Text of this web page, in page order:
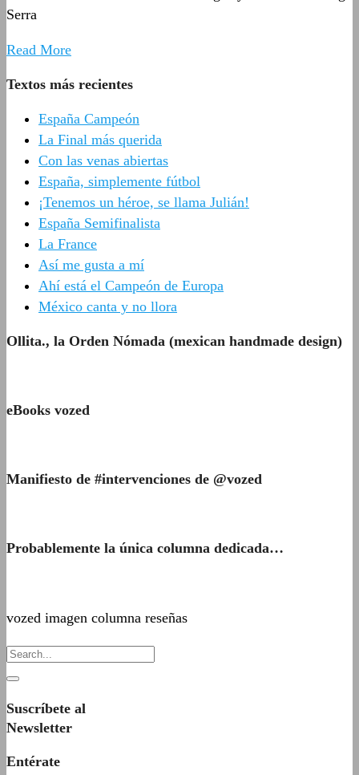
Serra
Read More
Textos más recientes
España Campeón
La Final más querida
Con las venas abiertas
España, simplemente fútbol
¡Tenemos un héroe, se llama Julián!
España Semifinalista
La France
Así me gusta a mí
Ahí está el Campeón de Europa
México canta y no llora
Ollita., la Orden Nómada (mexican handmade design)
eBooks vozed
Manifiesto de #intervenciones de @vozed
Probablemente la única columna dedicada…
vozed imagen columna reseñas
Suscríbete al
Newsletter
Entérate